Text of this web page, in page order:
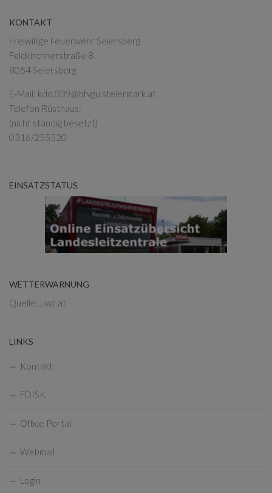
KONTAKT
Freiwillige Feuerwehr Seiersberg
Feldkirchnerstraße 8
8054 Seiersberg
E-Mail: kdo.039@bfvgu.steiermark.at
Telefon Rüsthaus:
(nicht ständig besetzt)
0316/255520
EINSATZSTATUS
WETTERWARNUNG
Quelle: uwz.at
LINKS
Kontakt
FDISK
Office Portal
Webmail
Login